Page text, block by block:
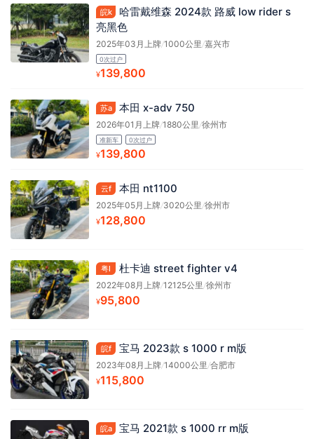
皖k
哈雷戴维森 2024款 路威 low rider s
亮黑色
2025年03月上牌/1000公里/嘉兴市
0次过户
¥139,800
苏a 本田 x-adv 750
2026年01月上牌/1880公里/徐州市
准新车 0次过户
¥139,800
云f 本田 nt1100
2025年05月上牌/3020公里/徐州市
¥128,800
粤l 杜卡迪 street fighter v4
2022年08月上牌/12125公里/徐州市
¥95,800
皖f 宝马 2023款 s 1000 r m版
2023年08月上牌/14000公里/合肥市
¥115,800
皖a 宝马 2021款 s 1000 rr m版